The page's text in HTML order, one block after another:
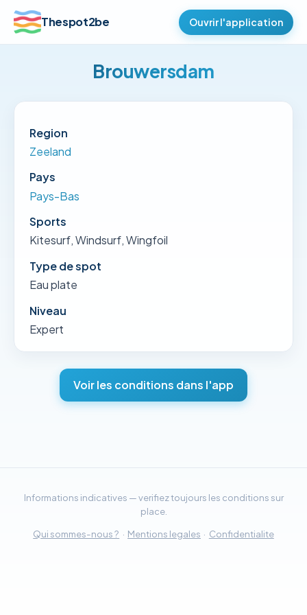
Thespot2be Ouvrir l'application
Brouwersdam
Region
Zeeland
Pays
Pays-Bas
Sports
Kitesurf, Windsurf, Wingfoil
Type de spot
Eau plate
Niveau
Expert
Voir les conditions dans l'app
Informations indicatives — verifiez toujours les conditions sur
place.
Qui sommes-nous ? · Mentions legales · Confidentialite